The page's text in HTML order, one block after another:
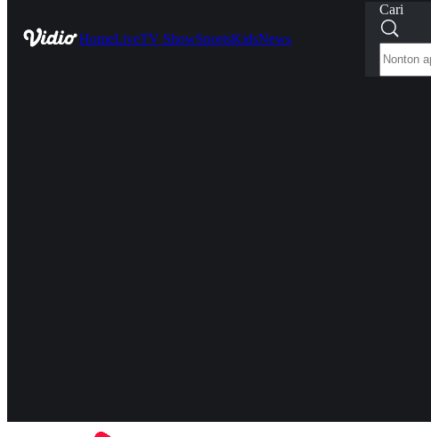
HomeLiveTV ShowSportsKidsNews
Cari